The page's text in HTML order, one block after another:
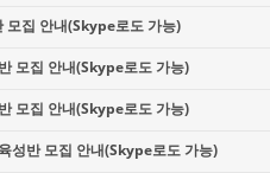
모집 안내(Skype로도 가능)
모집 안내(Skype로도 가능)
모집 안내(Skype로도 가능)
반 모집 안내(Skype로도 가능)